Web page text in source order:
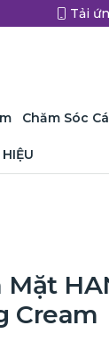
Tải
Chăm Sóc
Mặt
Cream